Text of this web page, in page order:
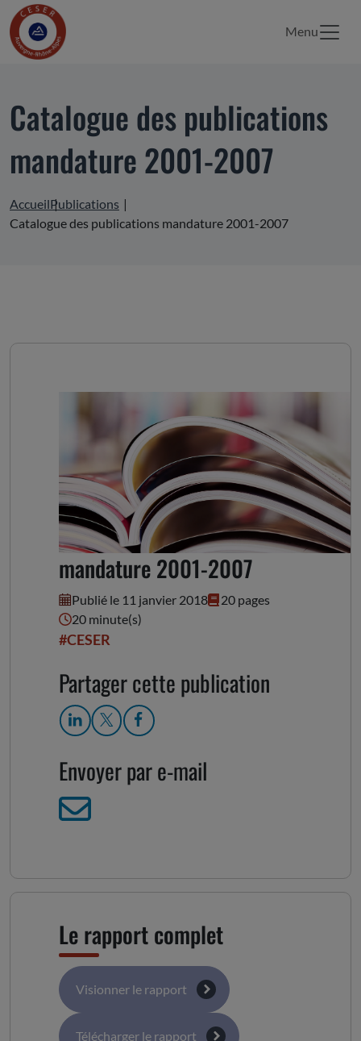
Menu
Catalogue des publications
mandature 2001-2007
AccueilPublications
Catalogue des publications mandature 2001-2007
Catalogue des publications
mandature 2001-2007
Publié le 11 janvier 2018
20 pages
20 minute(s)
#CESER
Partager cette publication
Envoyer par e-mail
Le rapport complet
Visionner le rapport
Télécharger le rapport